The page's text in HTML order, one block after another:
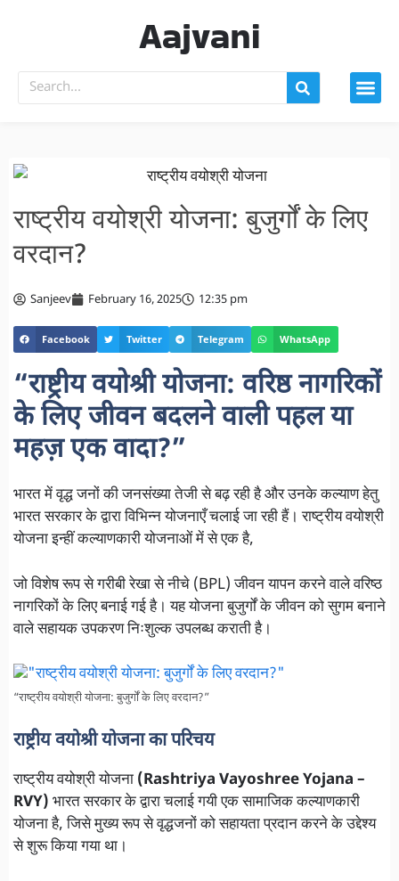
Aajvani
राष्ट्रीय वयोश्री योजना: बुजुर्गों के लिए
वरदान?
Sanjeev February 16, 2025 12:35 pm
Facebook Twitter Telegram WhatsApp
“राष्ट्रीय वयोश्री योजना: वरिष्ठ नागरिकों
के लिए जीवन बदलने वाली पहल या
महज़ एक वादा?”
भारत में वृद्ध जनों की जनसंख्या तेजी से बढ़ रही है और उनके कल्याण हेतु
भारत सरकार के द्वारा विभिन्न योजनाएँ चलाई जा रही हैं। राष्ट्रीय वयोश्री
योजना इन्हीं कल्याणकारी योजनाओं में से एक है,
जो विशेष रूप से गरीबी रेखा से नीचे (BPL) जीवन यापन करने वाले वरिष्ठ
नागरिकों के लिए बनाई गई है। यह योजना बुजुर्गों के जीवन को सुगम बनाने
वाले सहायक उपकरण निःशुल्क उपलब्ध कराती है।
“राष्ट्रीय वयोश्री योजना: बुजुर्गों के लिए वरदान?”
राष्ट्रीय वयोश्री योजना का परिचय
राष्ट्रीय वयोश्री योजना (Rashtriya Vayoshree Yojana –
RVY) भारत सरकार के द्वारा चलाई गयी एक सामाजिक कल्याणकारी
योजना है, जिसे मुख्य रूप से वृद्धजनों को सहायता प्रदान करने के उद्देश्य
से शुरू किया गया था।